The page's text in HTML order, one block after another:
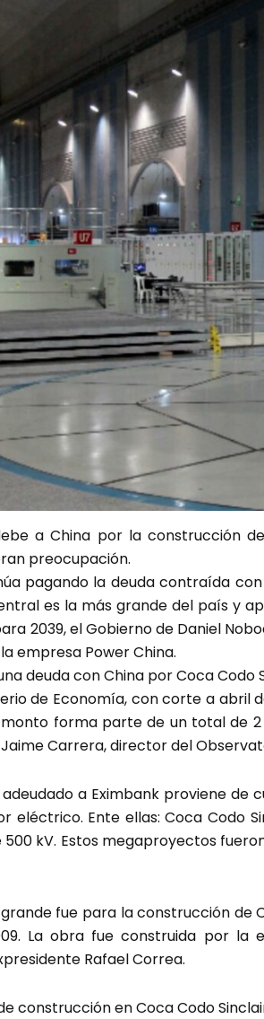
a China por la construcción
preocupación.
pagando la deuda contraída
es la más grande del país y
2039, el Gobierno de Daniel
empresa Power China.
deuda con China por Coca Codo
de Economía, con corte a abril
monto forma parte de un total de
Carrera, director del
a Eximbank proviene
eléctrico. Ente ellas: Coca Codo
500 kV. Estos megaproyectos
fue para la construcción de
La obra fue construida por la
Rafael Correa.
construcción en Coca Codo